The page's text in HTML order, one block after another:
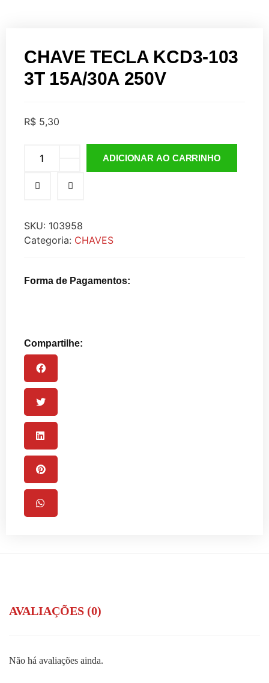
CHAVE TECLA KCD3-103
3T 15A/30A 250V
R$ 5,30
ADICIONAR AO CARRINHO
SKU: 103958
Categoria: CHAVES
Forma de Pagamentos:
Compartilhe:
AVALIAÇÕES (0)
Não há avaliações ainda.